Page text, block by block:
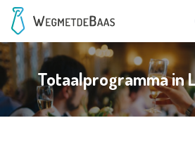
Totaalprogramma in